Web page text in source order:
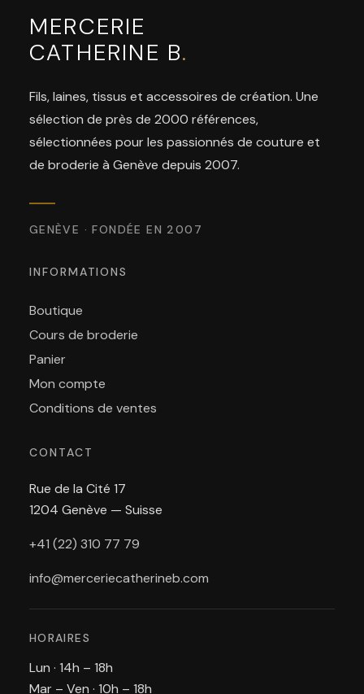
MERCERIE
CATHERINE B.
Fils, laines, tissus et accessoires de création. Une
sélection de près de 2000 références,
sélectionnées pour les passionnés de couture et
de broderie à Genève depuis 2007.
GENÈVE · FONDÉE EN 2007
INFORMATIONS
Boutique
Cours de broderie
Panier
Mon compte
Conditions de ventes
CONTACT
Rue de la Cité 17
1204 Genève — Suisse
+41 (22) 310 77 79
info@merceriecatherineb.com
HORAIRES
Lun · 14h – 18h
Mar – Ven · 10h – 18h